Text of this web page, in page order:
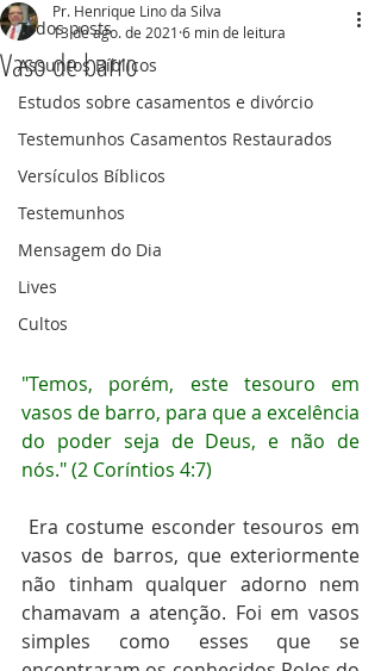
Todos posts
Assuntos Bíblicos
Estudos sobre casamentos e divórcio
Testemunhos Casamentos Restaurados
Versículos Bíblicos
Testemunhos
Mensagem do Dia
Lives
Cultos
Vaso de barro
Pr. Henrique Lino da Silva
13 de ago. de 2021 6 min de leitura
"Temos, porém, este tesouro em
vasos de barro, para que a excelência
do poder seja de Deus, e não de
nós." (2 Coríntios 4:7)
vasos de barros, que exteriormente
não tinham qualquer adorno nem
chamavam a atenção. Foi em vasos
simples como esses que se